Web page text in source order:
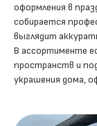
оформления в
собирается
выглядит
В ассортименте
пространств и
украшения дома,